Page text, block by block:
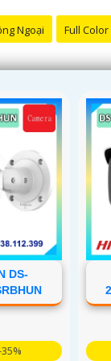
Ngoại Full Color
DS-